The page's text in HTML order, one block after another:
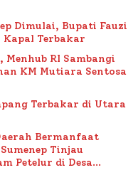
Dimulai, Bupati Fauzi
Kapal Terbakar
RI Sambangi
KM Mutiara Sentosa
Terbakar di Utara
Bermanfaat
Tinjau
Petelur di Desa